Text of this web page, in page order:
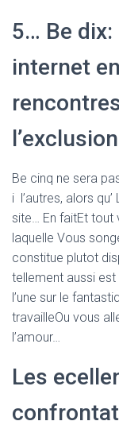
5… Be
internet
Be cinq ne sera
i l’autres, alors
site… En faitEt tout
laquelle Vous
constitue plutot
tellement aussi
l’une sur le
travailleOu vous
l’amour…
Les